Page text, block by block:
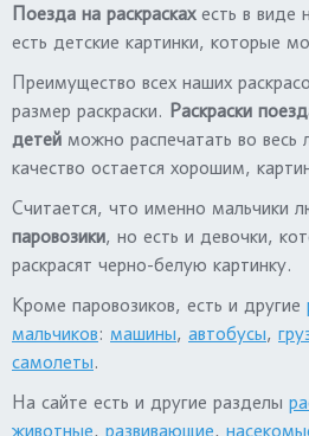
Поезда на раскраскахесть в виде
есть детские картинки, которые
Преимущество всех наших
размер раскраски. Раскраски
детей можно распечатать во
качество остается хорошим,
Считается, что именно мальчики
паровозики, но есть и девочки,
раскрасят черно-белую картинку.
Кроме паровозиков, есть и другие
мальчиков: машины, автобусы,
самолеты.
На сайте есть и другие разделы
животные, развивающие,